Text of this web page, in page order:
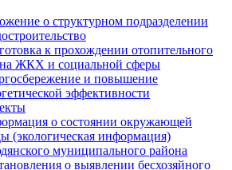
о структурном подразделении
к прохождении отопительного
ЖКХ и социальной сферы
и повышение
эффективности
о состоянии окружающей
(экологическая информация)
муниципального района
о выявлении бесхозяйного